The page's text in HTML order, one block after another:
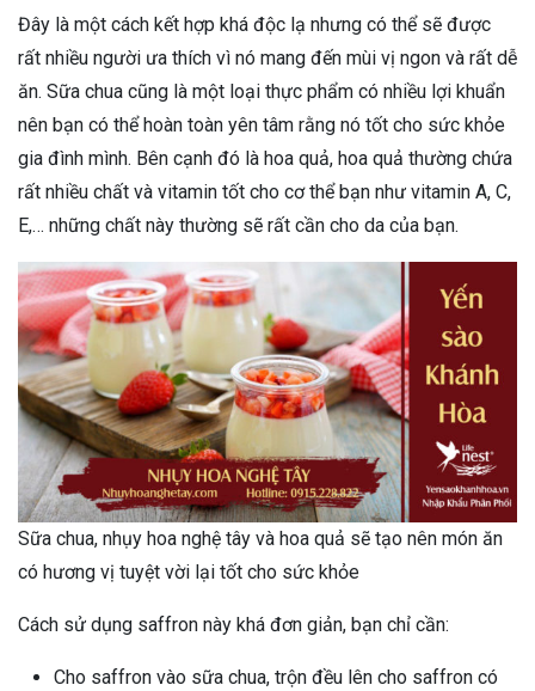
Đây là một cách kết hợp khá độc lạ nhưng có thể sẽ được
rất nhiều người ưa thích vì nó mang đến mùi vị ngon và rất dễ
ăn. Sữa chua cũng là một loại thực phẩm có nhiều lợi khuẩn
nên bạn có thể hoàn toàn yên tâm rằng nó tốt cho sức khỏe
gia đình mình. Bên cạnh đó là hoa quả, hoa quả thường chứa
rất nhiều chất và vitamin tốt cho cơ thể bạn như vitamin A, C,
E,… những chất này thường sẽ rất cần cho da của bạn.
Sữa chua, nhụy hoa nghệ tây và hoa quả sẽ tạo nên món ăn
có hương vị tuyệt vời lại tốt cho sức khỏe
Cách sử dụng saffron này khá đơn giản, bạn chỉ cần:
Cho saffron vào sữa chua, trộn đều lên cho saffron có